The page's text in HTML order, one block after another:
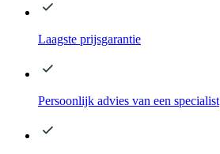
Laagste prijsgarantie
Persoonlijk advies van een specialist